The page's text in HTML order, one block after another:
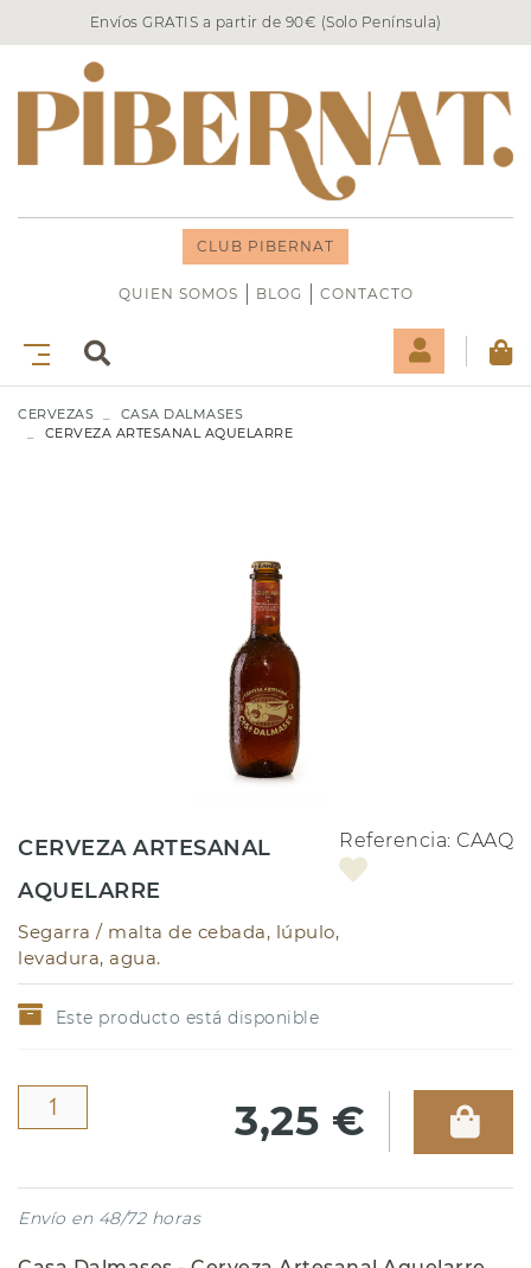
Envíos GRATIS a partir de 90€ (Solo Península)
CLUB PIBERNAT
QUIEN SOMOS BLOG CONTACTO
CERVEZAS
CASA DALMASES
CERVEZA ARTESANAL AQUELARRE
CERVEZA ARTESANAL
AQUELARRE
Segarra / malta de cebada, lúpulo,
levadura, agua.
Referencia: CAAQ
Este producto está disponible
3,25 €
Envío en 48/72 horas